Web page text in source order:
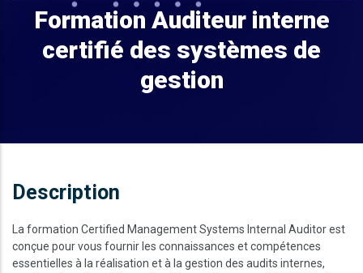
Formation Auditeur interne
certifié des systèmes de
gestion
Description
La formation Certified Management Systems Internal Auditor est
conçue pour vous fournir les connaissances et compétences
essentielles à la réalisation et à la gestion des audits internes,